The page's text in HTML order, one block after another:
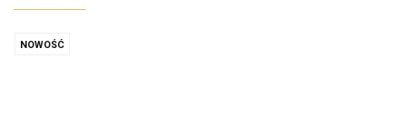
NOWOŚĆ